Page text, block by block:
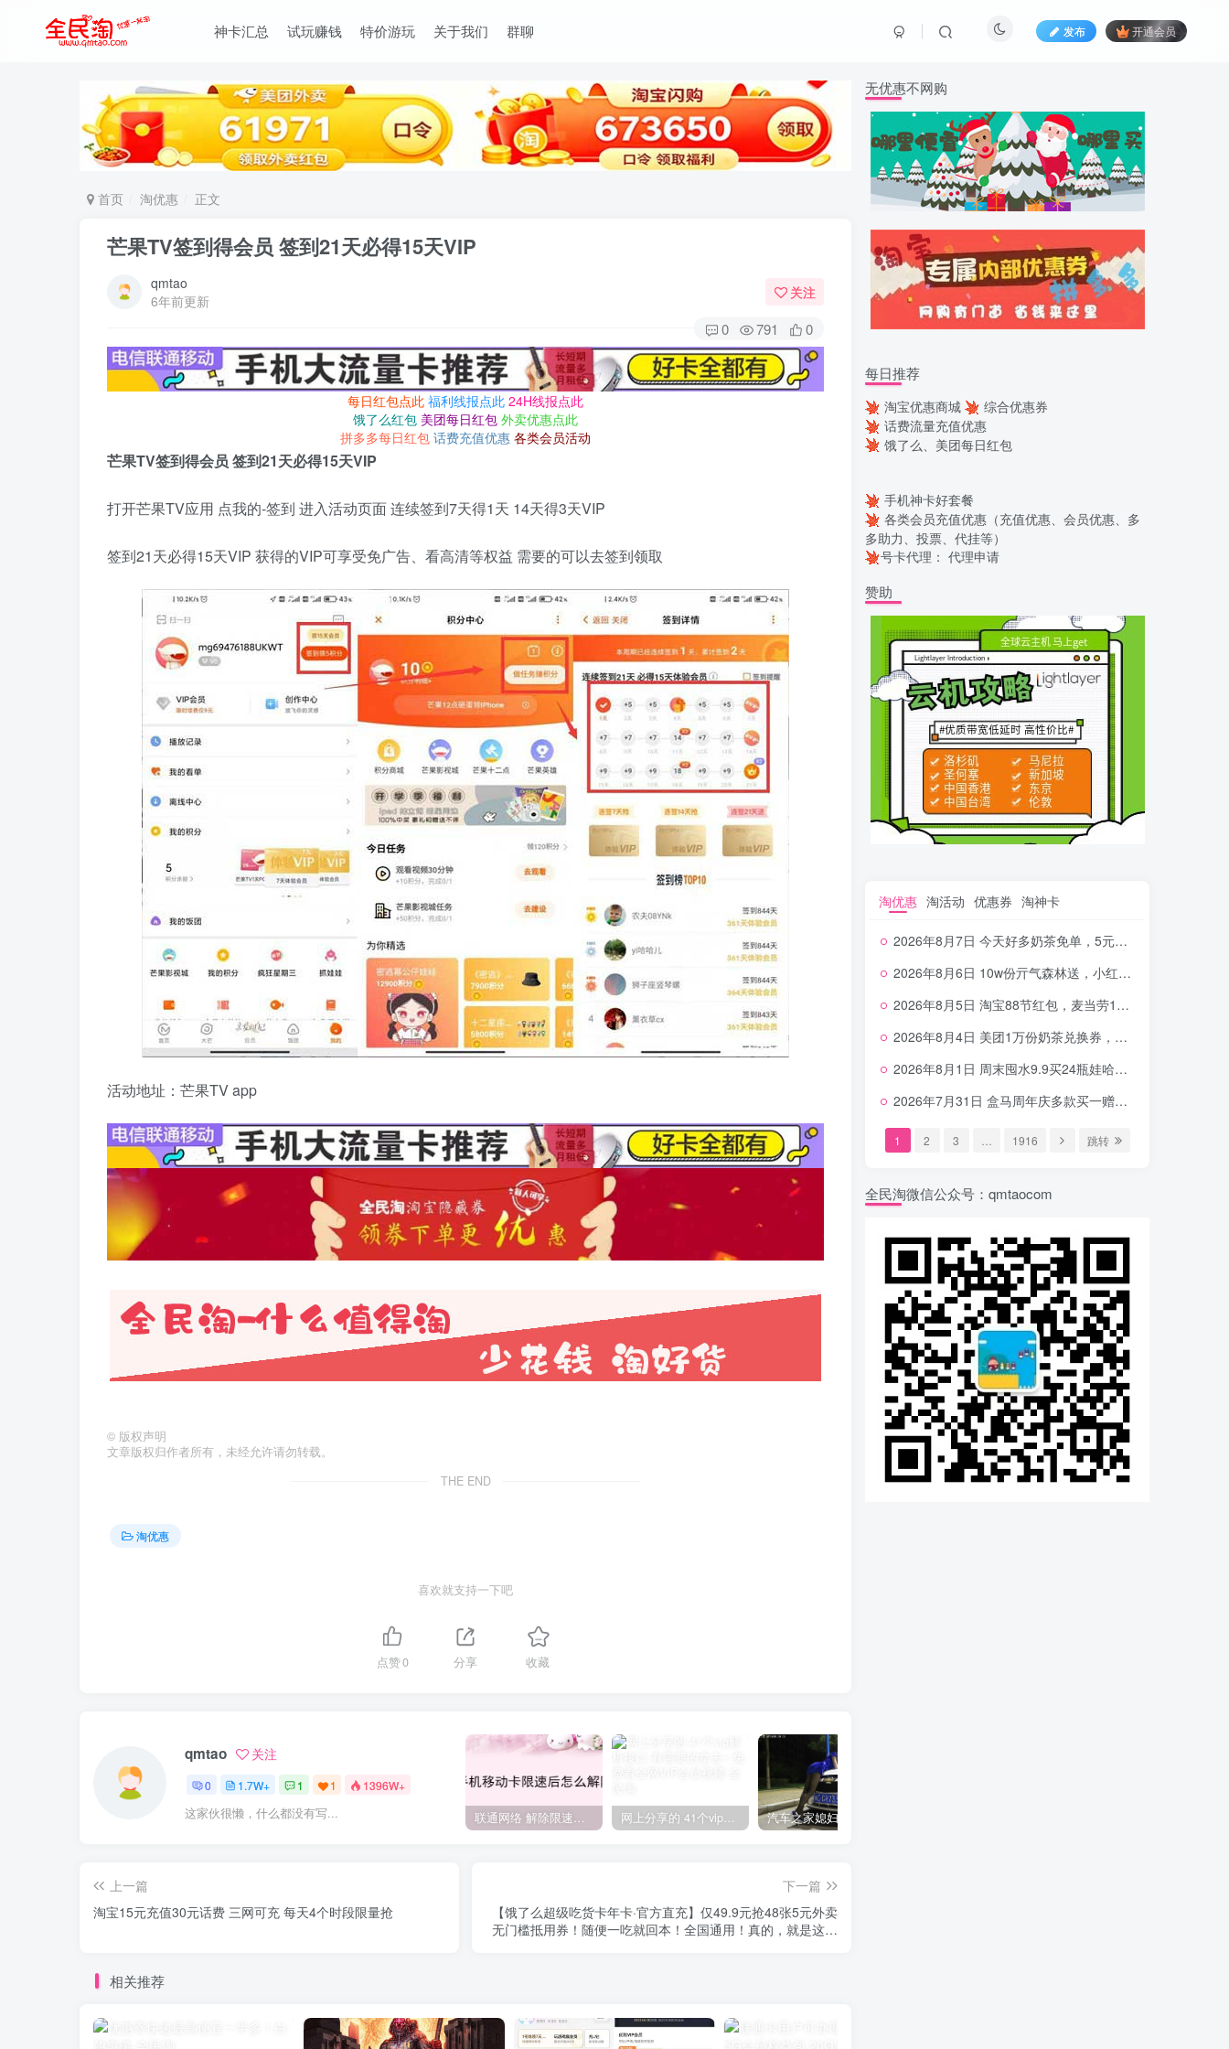
神卡汇总 试玩赚钱 特价游玩 关于我们 群聊 发布 开通会员
首页 淘优惠 正文
芒果TV签到得会员 签到21天必得15天VIP
qmtao
6年前更新
关注
0 791 0
每日红包点此 福利线报点此 24H线报点此
饿了么红包 美团每日红包 外卖优惠点此
拼多多每日红包 话费充值优惠 各类会员活动
芒果TV签到得会员 签到21天必得15天VIP
打开芒果TV应用 点我的-签到 进入活动页面 连续签到7天得1天 14天得3天VIP
签到21天必得15天VIP 获得的VIP可享受免广告、看高清等权益 需要的可以去签到领取
活动地址：芒果TV app
© 版权声明
文章版权归作者所有，未经允许请勿转载。
THE END
淘优惠
喜欢就支持一下吧
点赞0 分享 收藏
qmtao 关注
0 1.7W+ 1 1 1396W+
这家伙很懒，什么都没有写... 联通网络 解除限速方法参考！畅享、畅玩、老白干等及其它地区自测了 网上分享的 41个vip解析接口 有需要的拿去~ 免费看全网VIP会员视频
上一篇
淘宝15元充值30元话费 三网可充 每天4个时段限量抢
下一篇
【饿了么超级吃货卡年卡·官方直充】仅49.9元抢48张5元外卖
无门槛抵用券！随便一吃就回本！全国通用！真的，就是这么
相关推荐
无优惠不网购
每日推荐
淘宝优惠商城
综合优惠券
话费流量充值优惠
饿了么、美团每日红包
手机神卡好套餐
各类会员充值优惠（充值优惠、会员优惠、多
多助力、投票、代挂等）
号卡代理： 代理申请
赞助
淘优惠 淘活动 优惠券 淘神卡
2026年8月7日 今天好多奶茶免单，5元农行省钱卡，京东抢0.01沪上，邮储5.88元等
2026年8月6日 10w份亓气森林送，小红书12元无门槛，中行电费30-10，0元柠檬水+0撸汉堡等
2026年8月5日 淘宝88节红包，麦当劳150万份柠檬水，三万份瑞幸免单，霸王9万份0.01券等
2026年8月4日 美团1万份奶茶兑换券，农行5E卡，中行支付超给利，美团领18个冰激凌，小米每天领2-6元等等
2026年8月1日 周末囤水9.9买24瓶娃哈哈，建行100元京东券，移动5元话费，麦当劳甜筒，交行立减金等
2026年7月31日 盒马周年庆多款买一赠一，饿了么拆红包，建行30立减金，农行领10元刷卡金等
1 2 3 1916 跳转
全民淘微信公众号：qmtaocom